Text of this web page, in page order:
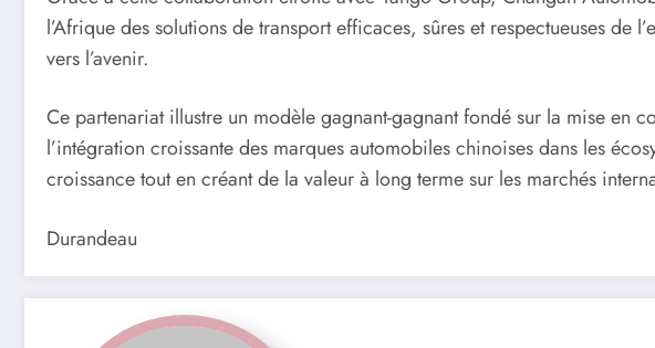
l’Afrique des solutions de transport efficaces, sûres et respectueuses
vers l’avenir.
Ce partenariat illustre un modèle gagnant-gagnant fondé sur la mise en
l’intégration croissante des marques automobiles chinoises dans les
croissance tout en créant de la valeur à long terme sur les marchés
Durandeau